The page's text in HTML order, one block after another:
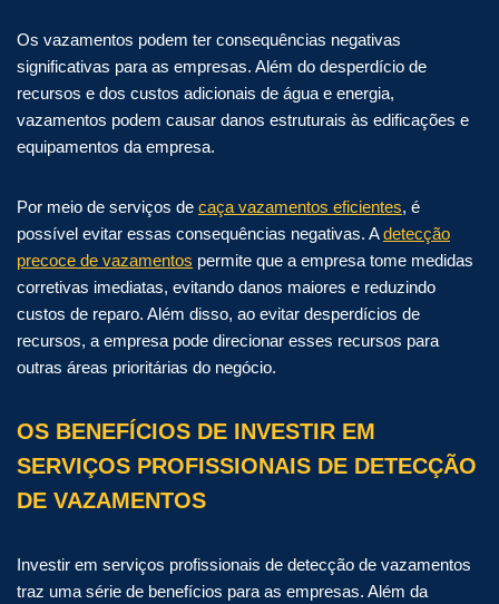
Os vazamentos podem ter consequências negativas
significativas para as empresas. Além do desperdício de
recursos e dos custos adicionais de água e energia,
vazamentos podem causar danos estruturais às edificações e
equipamentos da empresa.
Por meio de serviços de caça vazamentos eficientes, é
possível evitar essas consequências negativas. Adetecção
precoce de vazamentos permite que a empresa tome medidas
corretivas imediatas, evitando danos maiores e reduzindo
custos de reparo. Além disso, ao evitar desperdícios de
recursos, a empresa pode direcionar esses recursos para
outras áreas prioritárias do negócio.
OS BENEFÍCIOS DE INVESTIR EM
SERVIÇOS PROFISSIONAIS DE DETECÇÃO
DE VAZAMENTOS
Investir em serviços profissionais de detecção de vazamentos
traz uma série de benefícios para as empresas. Além da